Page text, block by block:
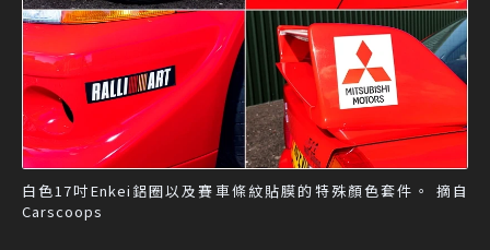
白色17吋Enkei鋁圈以及賽車條紋貼膜的特殊顏色套件。 摘自
Carscoops